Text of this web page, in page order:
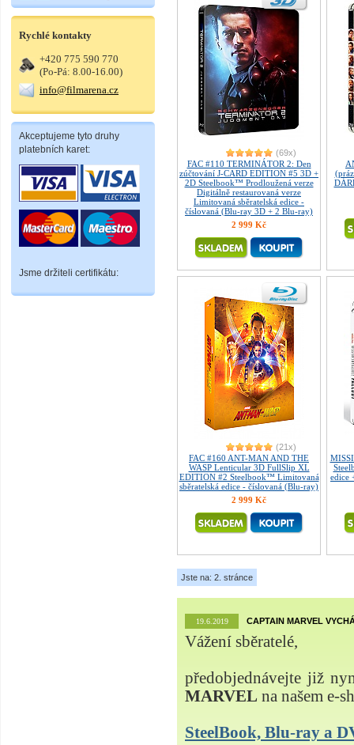
Rychlé kontakty
+420 775 590 770
(Po-Pá: 8.00-16.00)
info@filmarena.cz
Akceptujeme tyto druhy
platebních karet:
Jsme držiteli certifikátu:
(69x)
FAC #110 TERMINÁTOR 2: Den
zúčtování J-CARD EDITION #5 3D +
2D Steelbook™ Prodloužená verze
Digitálně restaurovaná verze
Limitovaná sběratelská edice -
číslovaná (Blu-ray 3D + 2 Blu-ray)
2 999 Kč
(21x)
FAC #160 ANT-MAN AND THE
WASP Lenticular 3D FullSlip XL
EDITION #2 Steelbook™ Limitovaná
sběratelská edice - číslovaná (Blu-ray)
2 999 Kč
edice
Jste na: 2. stránce
19.6.2019 CAPTAIN MARVEL
Vážení sběratelé,
předobjednávejte již
MARVEL na našem e-
SteelBook, Blu-ray a